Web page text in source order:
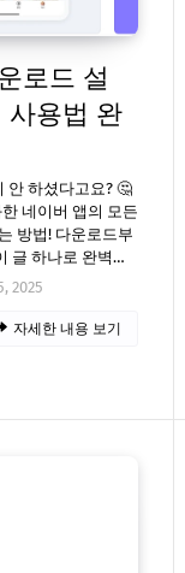
로드 설
사용법 완
안 하셨다고요? 🤔
네이버 앱의 모든
방법! 다운로드부
글 하나로 완벽…
2025
자세한 내용 보기